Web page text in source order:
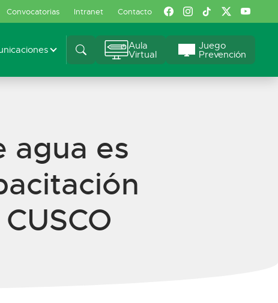
Convocatorias Intranet Contacto
Aula
Virtual
Juego
Prevención
agua es